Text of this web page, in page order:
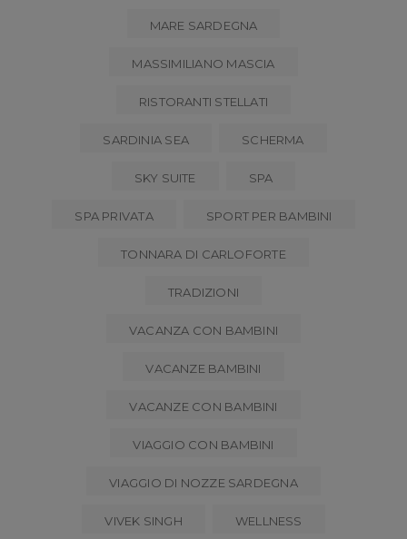
MARE SARDEGNA
MASSIMILIANO MASCIA
RISTORANTI STELLATI
SARDINIA SEA SCHERMA
SKY SUITE SPA
SPA PRIVATA SPORT PER BAMBINI
TONNARA DI CARLOFORTE
TRADIZIONI
VACANZA CON BAMBINI
VACANZE BAMBINI
VACANZE CON BAMBINI
VIAGGIO CON BAMBINI
VIAGGIO DI NOZZE SARDEGNA
VIVEK SINGH WELLNESS